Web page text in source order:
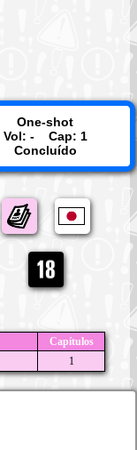
One-shot
Vol: - Cap: 1
Concluído
Capítulos
1